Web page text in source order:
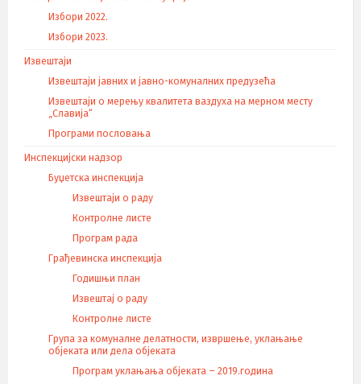
Избори 2022.
Избори 2023.
Извештаји
Извештаји јавних и јавно-комуналних предузећа
Извештаји о мерењу квалитета ваздуха на мерном месту
„Славија“
Програми пословања
Инспекцијски надзор
Буџетска инспекција
Извештаји о раду
Контролне листе
Програм рада
Грађевинска инспекција
Годишњи план
Извештај о раду
Контролне листе
Група за комуналне делатности, извршење, уклањање
објеката или дела објеката
Програм уклањања објеката – 2019.година